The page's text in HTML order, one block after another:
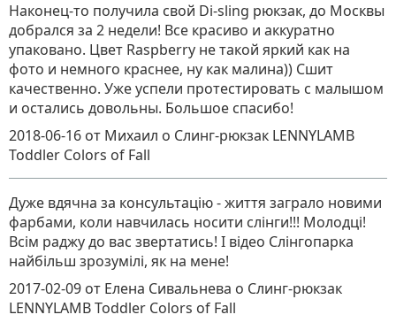
Наконец-то получила свой Di-sling рюкзак, до Москвы
добрался за 2 недели! Все красиво и аккуратно
упаковано. Цвет Raspberry не такой яркий как на
фото и немного краснее, ну как малина)) Сшит
качественно. Уже успели протестировать с малышом
и остались довольны. Большое спасибо!
2018-06-16 от Михаил о Слинг-рюкзак LENNYLAMB
Toddler Colors of Fall
Дуже вдячна за консультацію - життя заграло новими
фарбами, коли навчилась носити слінги!!! Молодці!
Всім раджу до вас звертатись! І відео Слінгопарка
найбільш зрозумілі, як на мене!
2017-02-09 от Елена Сивальнева о Слинг-рюкзак
LENNYLAMB Toddler Colors of Fall